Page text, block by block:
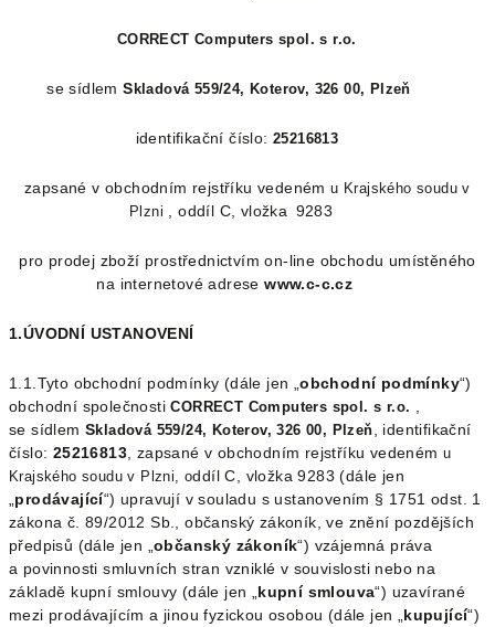
CORRECT Computers spol. s r.o.
se sídlemSkladová 559/24, Koterov, 326 00, Plzeň
identifikační číslo: 25216813
zapsané v obchodním rejstříku vedenému Krajského soudu v
Plzni
, oddíl C, vložka 9283
pro prodej zboží prostřednictvím on-line obchodu umístěného
na internetové adresewww.c-c.cz
1.ÚVODNÍ USTANOVENÍ
1.1.Tyto obchodní podmínky (dále jen „obchodní podmínky“)
obchodní společnostiCORRECT Computers spol. s r.o.
se sídlem Skladová 559/24, Koterov, 326 00, Plzeň , identifikační
číslo: 25216813 , zapsané v obchodním rejstříku vedenému
Krajského soudu v Plzni, oddíl C, vložka 9283 (dále jen
prodávající“) upravují v souladu s ustanovením § 1751 odst. 1
zákona č. 89/2012 Sb., občanský zákoník, ve znění pozdějších
předpisů (dále jen „občanský zákoník“) vzájemná práva
a povinnosti smluvních stran vzniklé v souvislosti nebo na
základě kupní smlouvy (dále jen „ kupní smlouva“) uzavírané
mezi prodávajícím a jinou fyzickou osobou (dále jen „ kupující“)